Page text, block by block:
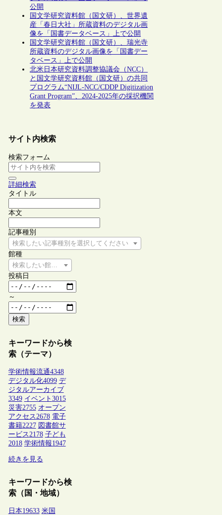
公開
国文学研究資料館（国文研）、世界遺
産「春日大社」所蔵資料のデジタル画
像を「国書データベース」上で公開
国文学研究資料館（国文研）、瑞光寺
所蔵資料のデジタル画像を「国書デー
タベース」上で公開
北米日本研究資料調整協議会（NCC）
と国文学研究資料館（国文研）の共同
プログラム“NIJL-NCC/CDDP Digitization
Grant Program”、2024-2025年の採択機関
を発表
サイト内検索
検索フォーム
詳細検索
タイトル
本文
記事種別
検索したい記事種別を選択してください
館種
検索したい館種を選択してください
投稿日
～
検索
キーワードから検
索（テーマ）
学術情報流通4348
デジタル化4099 デ
ジタルアーカイブ
3349 イベント 3015
災害2755 オープン
アクセス2678 電子
書籍2227 図書館サ
ービス2178 子ども
2018 学術情報1947
続きを見る
キーワードから検
索（国・地域）
日本19633 米国